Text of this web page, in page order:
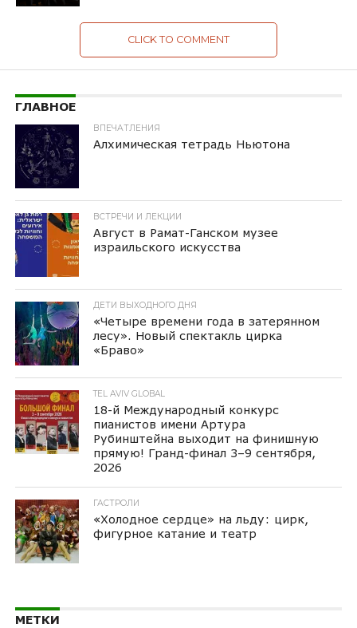
CLICK TO COMMENT
ГЛАВНОЕ
ВПЕЧАТЛЕНИЯ
Алхимическая тетрадь Ньютона
ВСТРЕЧИ И ЛЕКЦИИ
Август в Рамат-Ганском музее
израильского искусства
ДЕТИ ВЫХОДНОГО ДНЯ
«Четыре времени года в затерянном
лесу». Новый спектакль цирка
«Браво»
TEL AVIV GLOBAL
18-й Международный конкурс
пианистов имени Артура
Рубинштейна выходит на финишную
прямую! Гранд-финал 3–9 сентября,
2026
ГАСТРОЛИ
«Холодное сердце» на льду: цирк,
фигурное катание и театр
МЕТКИ